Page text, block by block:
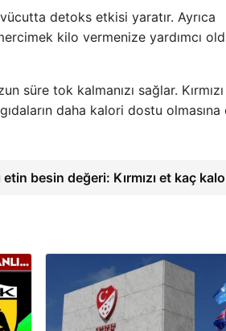
detoks etkisi yaratır. Ayrıca
kilo vermenize yardımcı
süre tok kalmanızı sağlar. Kırmızı
daha kalori dostu olmasına
etin besin değeri: Kırmızı et kaç